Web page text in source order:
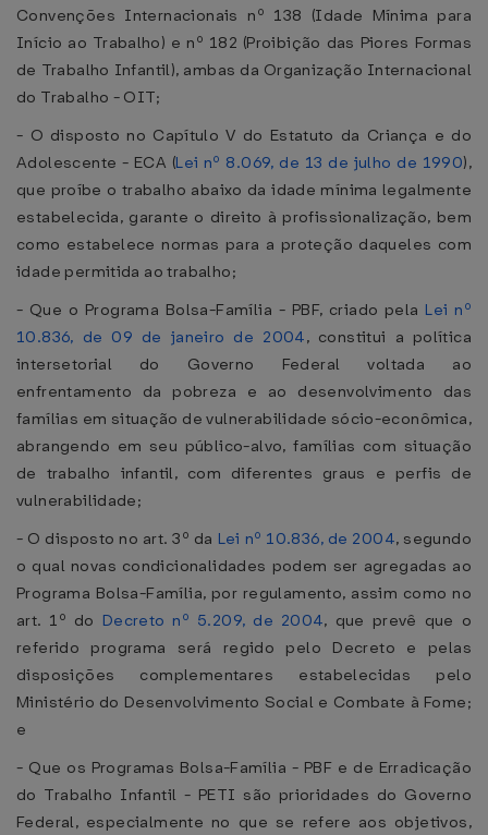
Convenções Internacionais nº 138 (Idade Mínima para
Início ao Trabalho) e nº 182 (Proibição das Piores Formas
de Trabalho Infantil), ambas da Organização Internacional
do Trabalho - OIT;
- O disposto no Capítulo V do Estatuto da Criança e do
Adolescente - ECA (Lei nº 8.069, de 13 de julho de 1990),
que proíbe o trabalho abaixo da idade mínima legalmente
estabelecida, garante o direito à profissionalização, bem
como estabelece normas para a proteção daqueles com
idade permitida ao trabalho;
- Que o Programa Bolsa-Família - PBF, criado pela Lei nº
10.836, de 09 de janeiro de 2004, constitui a política
intersetorial do Governo Federal voltada ao
enfrentamento da pobreza e ao desenvolvimento das
famílias em situação de vulnerabilidade sócio-econômica,
abrangendo em seu público-alvo, famílias com situação
de trabalho infantil, com diferentes graus e perfis de
vulnerabilidade;
- O disposto no art. 3º da Lei nº 10.836, de 2004, segundo
o qual novas condicionalidades podem ser agregadas ao
Programa Bolsa-Família, por regulamento, assim como no
art. 1º do Decreto nº 5.209, de 2004, que prevê que o
referido programa será regido pelo Decreto e pelas
disposições complementares estabelecidas pelo
Ministério do Desenvolvimento Social e Combate à Fome;
e
- Que os Programas Bolsa-Família - PBF e de Erradicação
do Trabalho Infantil - PETI são prioridades do Governo
Federal, especialmente no que se refere aos objetivos,